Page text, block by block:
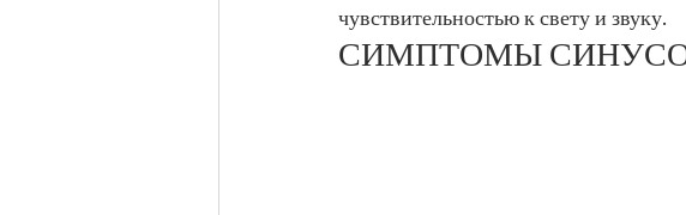
чувствительностью к свету и звуку.
СИМПТОМЫ